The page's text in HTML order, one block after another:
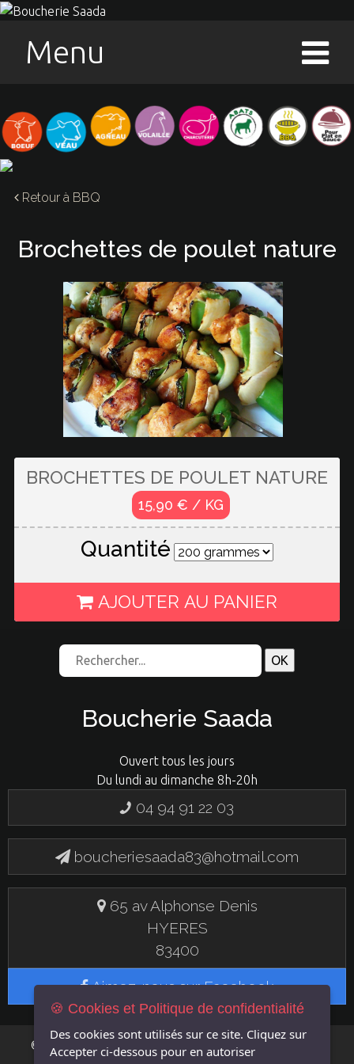
Menu
Retour à BBQ
Brochettes de poulet nature
BROCHETTES DE POULET NATURE
15,90 € / KG
Quantité
AJOUTER AU PANIER
Boucherie Saada
Ouvert tous les jours
Du lundi au dimanche 8h-20h
04 94 91 22 03
boucheriesaada83@hotmail.com
65 av Alphonse Denis
HYERES
83400
Aimez-nous sur Facebook
© 2019 BOUCHERIE SAADA - UN SITE FLASH EN
🍪 Cookies et Politique de confidentialité
Des cookies sont utilisés sur ce site. Cliquez sur
Accepter ci-dessous pour en autoriser